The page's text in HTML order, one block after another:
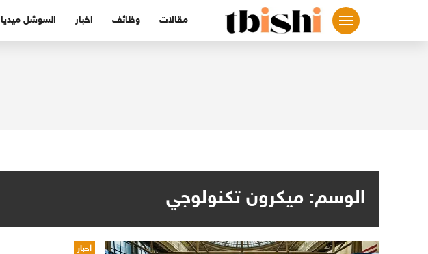
مقالات وظائف اخبار السوشل ميديا
الوسم: ميكرون تكنولوجي
اخبار